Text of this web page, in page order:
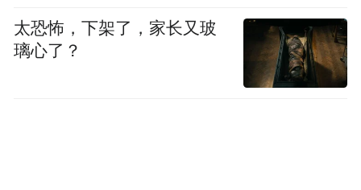
太恐怖，下架了，家长又玻
璃心了？